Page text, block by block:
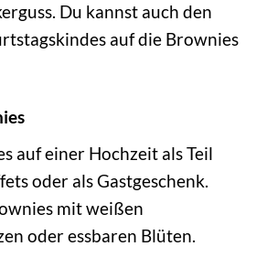
Du kannst auch den
auf die Brownies
auf einer Hochzeit als Teil
oder als Gastgeschenk.
mit weißen
oder essbaren Blüten.